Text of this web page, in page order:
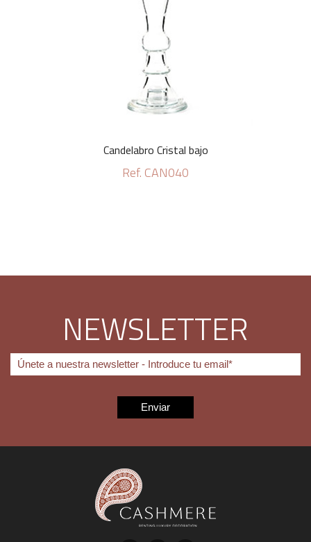
Candelabro Cristal bajo
Ref. CAN040
NEWSLETTER